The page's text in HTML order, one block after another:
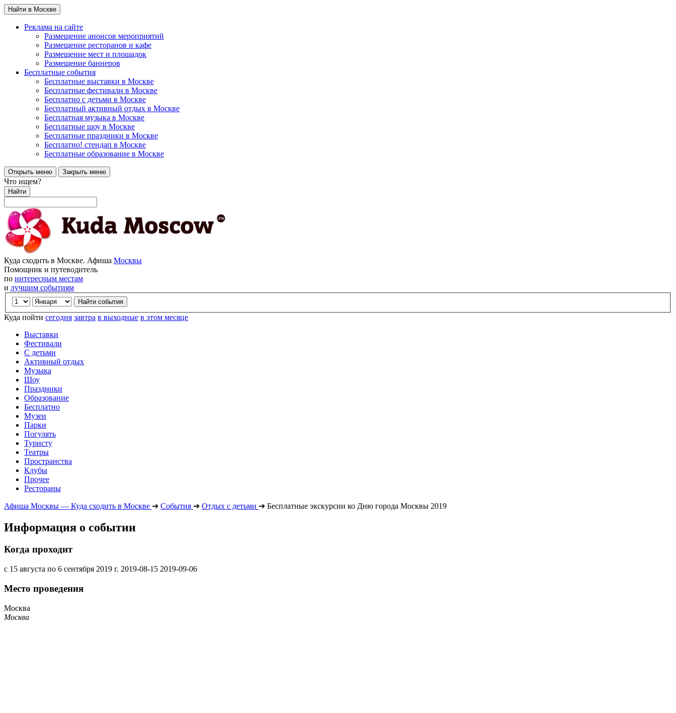
Найти в Москве
Реклама на сайте
Размещение анонсов мероприятий
Размещение ресторанов и кафе
Размещение мест и площадок
Размещение баннеров
Бесплатные события
Бесплатные выставки в Москве
Бесплатные фестивали в Москве
Бесплатно с детьми в Москве
Бесплатный активный отдых в Москве
Бесплатная музыка в Москве
Бесплатные шоу в Москве
Бесплатные праздники в Москве
Бесплатно! стендап в Москве
Бесплатные образование в Москве
Открыть меню Закрыть меню
Что ищем?
Найти
Куда сходить в Москве. Афиша Москвы
Помощник и путеводитель
по интересным местам
и лучшим событиям
Куда пойти сегодня завтра в выходные в этом месяце
Выставки
Фестивали
С детьми
Активный отдых
Музыка
Шоу
Праздники
Образование
Бесплатно
Музеи
Парки
Погулять
Туристу
Театры
Пространства
Клубы
Прочее
Рестораны
Афиша Москвы — Куда сходить в Москве ➔ События ➔ Отдых с детьми ➔ Бесплатные экскурсии ко Дню города Москвы 2019
Информация о событии
Когда проходит
с 15 августа по 6 сентября 2019 г. 2019-08-15 2019-09-06
Место проведения
Москва
Москва